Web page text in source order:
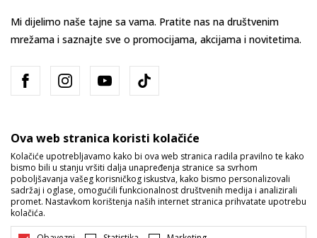
Mi dijelimo naše tajne sa vama. Pratite nas na društvenim
mrežama i saznajte sve o promocijama, akcijama i novitetima.
Bosna i Hercegovina Promijenite
Ova web stranica koristi kolačiće
Kolačiće upotrebljavamo kako bi ova web stranica radila pravilno te kako
bismo bili u stanju vršiti dalja unapređenja stranice sa svrhom
poboljšavanja vašeg korisničkog iskustva, kako bismo personalizovali
sadržaj i oglase, omogućili funkcionalnost društvenih medija i analizirali
promet. Nastavkom korištenja naših internet stranica prihvatate upotrebu
kolačića.